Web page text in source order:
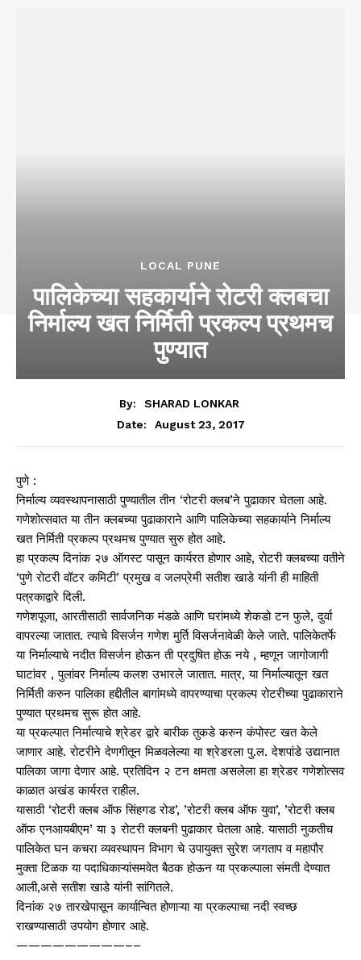
LOCAL PUNE
पालिकेच्या सहकार्याने रोटरी क्लबचा
निर्माल्य खत निर्मिती प्रकल्प प्रथमच
पुण्यात
By:
SHARAD LONKAR
Date:
August 23, 2017
पुणे :
निर्माल्य व्यवस्थापनासाठी पुण्यातील ​तीन ‘रोटरी क्लब’ने पुढाकार घेतला आहे.
गणेशोत्सवात या तीन क्लबच्या पुढाकाराने आणि पालिकेच्या सहकार्याने निर्माल्य
खत निर्मिती प्रकल्प प्रथमच पुण्यात सुरु होत आहे.
​​हा प्रकल्प दिनांक २७ ऑगस्ट पासून कार्यरत होणार आहे, रोटरी क्लबच्या वतीने
‘पुणे रोटरी वॉटर कमिटी’ प्रमुख व जलप्रेमी सतीश खाडे यांनी ही माहिती
पत्रकाद्वारे दिली.
गणेशपूजा, आरतीसाठी सार्वजनिक मंडळे आणि घरांमध्ये शेकडो टन फुले, दुर्वा
वापरल्या जातात. त्याचे विसर्जन गणेश मुर्ति विसर्जनावेळी केले जाते. पालिकेतर्फे
या निर्माल्याचे नदीत विसर्जन होऊन ती प्रदुषित होऊ नये , म्हणून जागोजागी
घाटांवर , पुलांवर निर्माल्य कलश उभारले जातात. मात्र, या निर्माल्यातून खत
निर्मिती करुन पालिका हद्दीतील बागांमध्ये वापरण्याचा प्रकल्प रोटरीच्या पुढाकाराने
​पुण्यात ​प्रथमच सुरू होत आहे.
या प्रकल्पात निर्मात्याचे श्रेडर द्वारे बारीक तुकडे करुन कंपोस्ट खत केले
जाणार आहे. रोटरीने देणगीतून मिळवलेल्या या श्रेडरला पु.ल. देशपांडे उद्यानात
पालिका जागा देणार आहे. प्रतिदिन २ टन क्षमता असलेला हा श्रेडर गणेशोत्सव
काळात अखंड कार्यरत राहील.
यासाठी ‘रोटरी क्लब ऑफ सिंहगड रोड​’​, ​​’​रोटरी क्लब ऑफ युवा​’​, ​’​रोटरी क्लब
ऑफ एनआयबीएम’ या ३ रोटरी क्लबनी पुढाकार घेतला आहे. यासाठी नुकतीच
पालिकेत ​​घन कचरा व्यवस्थापन विभाग चे उपायुक्त सुरेश जगताप व महापौर
मुक्ता टिळक​ या ​पदाधिका​​ऱ्यांसमवेत बैठक होऊन या प्रकल्पाला संमती देण्यात
आली​,​असे सतीश खाडे यांनी सांगितले.
​दिनांक २७ तारखेपासून कार्यान्वित ​होणाऱ्या या प्रकल्पाचा नदी स्वच्छ
राखण्यासाठी उपयोग होणार आहे.
​—————————––